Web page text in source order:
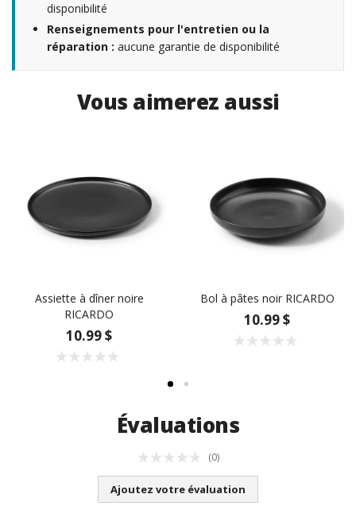
disponibilité
Renseignements pour l'entretien ou la
réparation : aucune garantie de disponibilité
Vous aimerez aussi
Assiette à dîner noire
RICARDO
10.99 $
Bol à pâtes noir RICARDO
10.99 $
Évaluations
(0)
Ajoutez votre évaluation